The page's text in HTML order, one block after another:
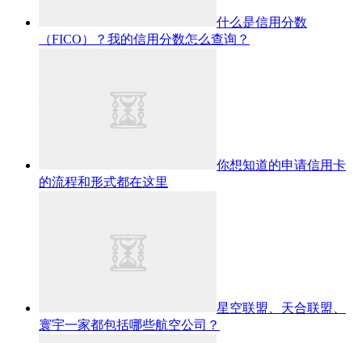
什么是信用分数
（FICO）？我的信用分数怎么查询？
你想知道的申请信用卡
的流程和形式都在这里
星空联盟、天合联盟、
寰宇一家都包括哪些航空公司？